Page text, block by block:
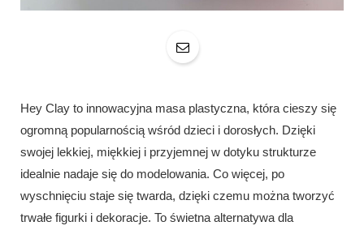
Hey Clay to innowacyjna masa plastyczna, która cieszy się
ogromną popularnością wśród dzieci i dorosłych. Dzięki
swojej lekkiej, miękkiej i przyjemnej w dotyku strukturze
idealnie nadaje się do modelowania. Co więcej, po
wyschnięciu staje się twarda, dzięki czemu można tworzyć
trwałe figurki i dekoracje. To świetna alternatywa dla